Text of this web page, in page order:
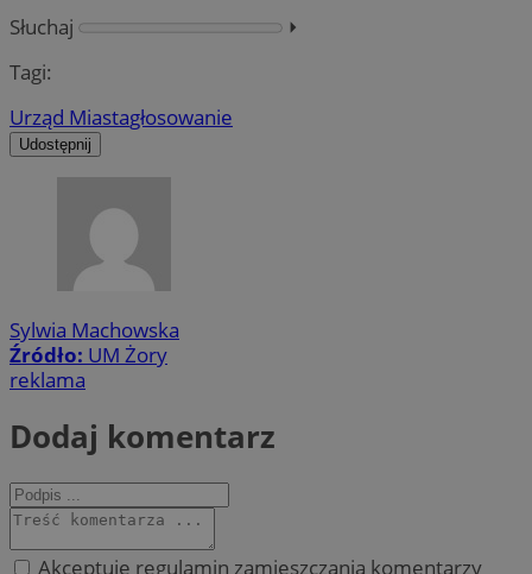
Słuchaj
⏵︎
Tagi:
Urząd Miastagłosowanie
Udostępnij
Sylwia Machowska
Źródło: UM Żory
reklama
Dodaj komentarz
Akceptuję regulamin zamieszczania komentarzy